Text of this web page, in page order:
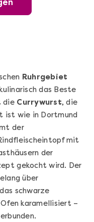
Mehr anzeigen
Ruhrgebiet
das Beste
die Currywurst, die
ist wie in Dortmund
der
mit
der
gekocht wird. Der
über
schwarze
karamellisiert –